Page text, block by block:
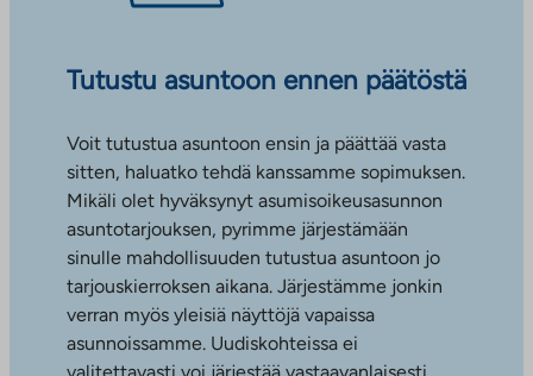
Tutustu asuntoon ennen päätöstä
Voit tutustua asuntoon ensin ja päättää vasta
sitten, haluatko tehdä kanssamme sopimuksen.
Mikäli olet hyväksynyt asumisoikeusasunnon
asuntotarjouksen, pyrimme järjestämään
sinulle mahdollisuuden tutustua asuntoon jo
tarjouskierroksen aikana. Järjestämme jonkin
verran myös yleisiä näyttöjä vapaissa
asunnoissamme. Uudiskohteissa ei